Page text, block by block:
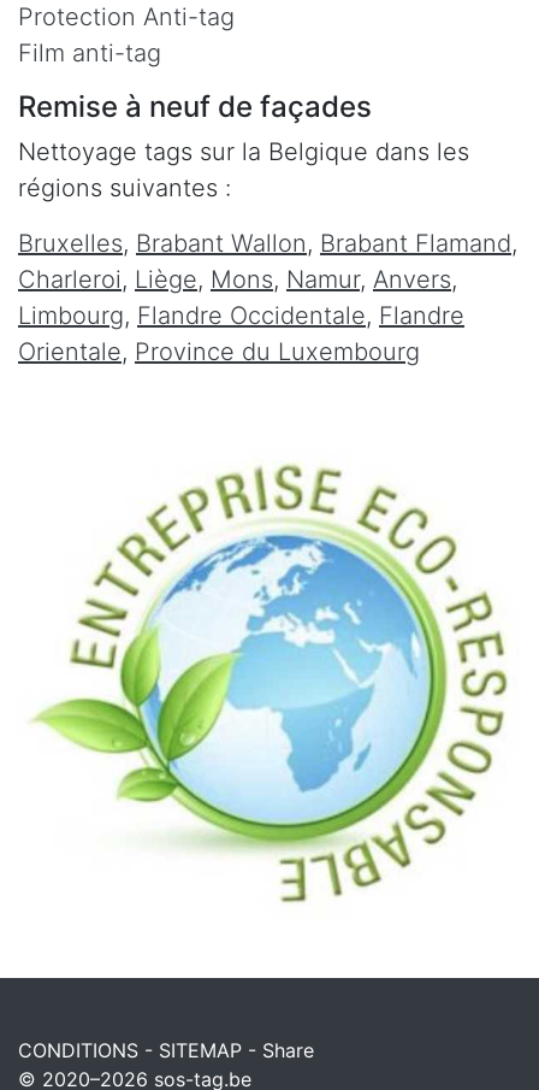
Protection Anti-tag
Film anti-tag
Remise à neuf de façades
Nettoyage tags sur la Belgique dans les
régions suivantes :
Bruxelles, Brabant Wallon, Brabant Flamand,
Charleroi, Liège, Mons, Namur, Anvers,
Limbourg, Flandre Occidentale, Flandre
Orientale, Province du Luxembourg
CONDITIONS - SITEMAP - Share
© 2020–2026 sos-tag.be